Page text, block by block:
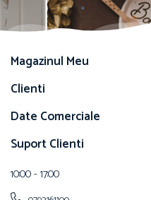
Magazinul Meu
Clienti
Date Comerciale
Suport Clienti
10:00 - 17:00